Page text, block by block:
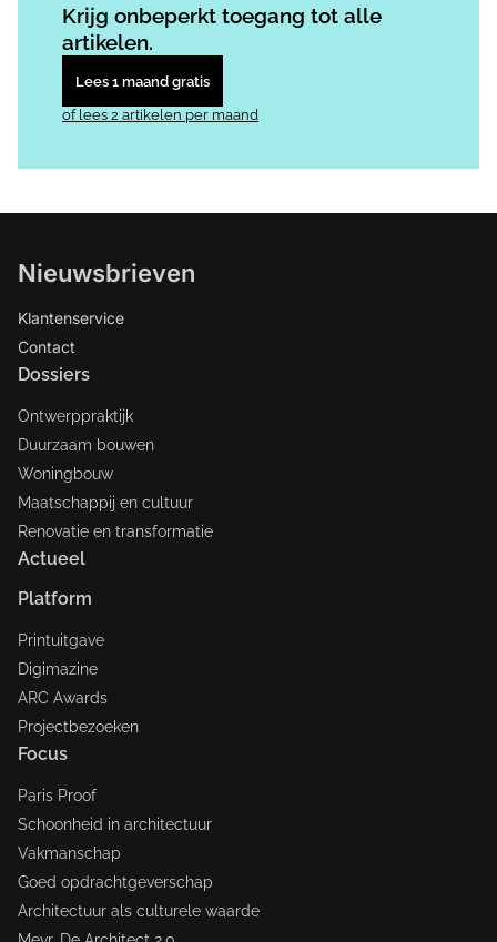
Krijg onbeperkt toegang tot alle
artikelen.
Lees 1 maand gratis
of lees 2 artikelen per maand
Nieuwsbrieven
Klantenservice
Contact
Dossiers
Ontwerppraktijk
Duurzaam bouwen
Woningbouw
Maatschappij en cultuur
Renovatie en transformatie
Actueel
Platform
Printuitgave
Digimazine
ARC Awards
Projectbezoeken
Focus
Paris Proof
Schoonheid in architectuur
Vakmanschap
Goed opdrachtgeverschap
Architectuur als culturele waarde